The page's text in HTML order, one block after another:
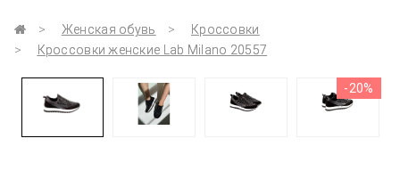
Женская обувь
Кроссовки
Кроссовки женские Lab Milano 20557
-20%